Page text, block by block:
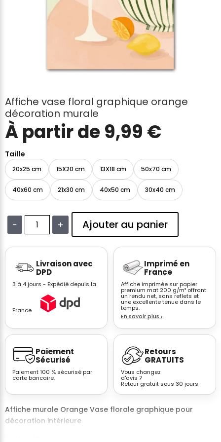
Affiche vase floral graphique orange
décoration murale
À partir de9,99 €
Taille
20x25 cm 15X20 cm 13X18 cm 50x70 cm
40x60 cm 21x30 cm 40x50 cm 30x40 cm
−
Affiche
vase
floral
graphique
décoration
murale
+ Ajouter au panier
Livraison avec
DPD
3 à 4 jours - Expédié depuis la
France
Imprimé en
France
Affiche imprimée sur papier
premium mat 200 g/m² offrant
un rendu net, sans reflets et
une excellente tenue dans le
temps.
En savoir plus ›
Paiement
Sécurisé
Paiement 100 % sécurisé par
carte bancaire.
Retours
GRATUITS
Vous changez
d'avis ?
Retour gratuit sous 30 jours
Affiche murale Orange Vase florale graphique pour
décoration intérieure